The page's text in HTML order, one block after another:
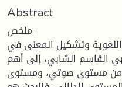
Abstract
ملخص :
وتشكيل المعنى في
القاسم الشابي، إلى أهم
من مستوى صوتي، ومستوى